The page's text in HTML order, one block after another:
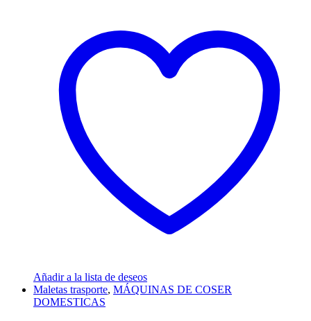
Añadir a la lista de deseos
Maletas trasporte, MÁQUINAS DE COSER
DOMESTICAS